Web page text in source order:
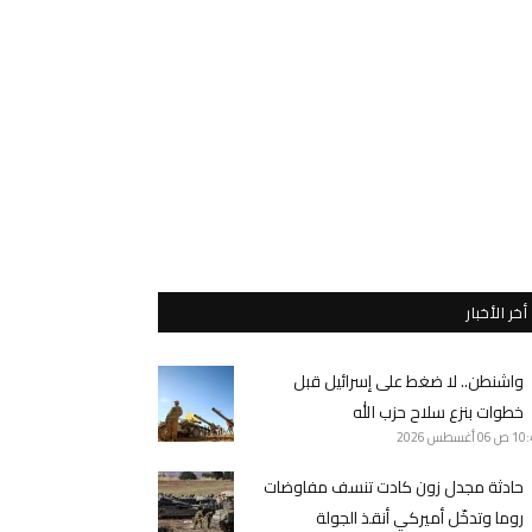
أخر الأخبار
واشنطن.. لا ضغط على إسرائيل قبل
خطوات بنزع سلاح حزب الله
ص 06 أغسطس 2026
حادثة مجدل زون كادت تنسف مفاوضات
روما وتدخّل أميركي أنقذ الجولة